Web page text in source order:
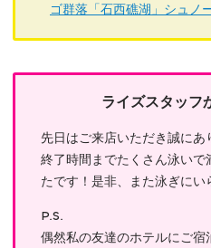
ゴ群落「石西礁湖」シュノ
ライズスタッフ
先日はご来店いただき誠にあ
終了時間までたくさん泳いで
たです！是非、また泳ぎに
P.S.
偶然私の友達のホテルにご